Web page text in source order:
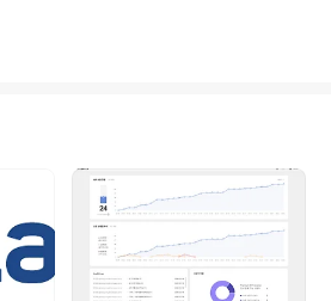
라도 봐달라고 부탁을
에 대해 알아보기로 한
타는 직원의 입장에서
운전하고 안철수 사장이
있다. 그 직원이 운전을
다. 사실 필자는 운전을 잘
다. 1년에도 몇번 운전하